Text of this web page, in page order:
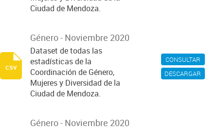
Ciudad de Mendoza.
CONSULTAR
DESCARGAR
Género - Noviembre 2020
Dataset de todas las
estadísticas de la
Coordinación de Género,
Mujeres y Diversidad de la
Ciudad de Mendoza.
csv
Género - Noviembre 2020